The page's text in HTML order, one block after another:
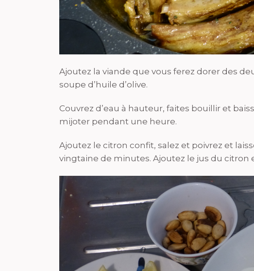
Ajoutez la viande que vous ferez dorer des
soupe d’huile d’olive.
Couvrez d’eau à hauteur, faites bouillir et
mijoter pendant une heure.
Ajoutez le citron confit, salez et poivrez et
vingtaine de minutes. Ajoutez le jus du citron